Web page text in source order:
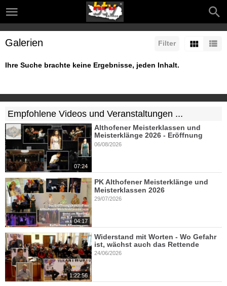
Filter
Galerien
Ihre Suche brachte keine Ergebnisse, jeden Inhalt.
Empfohlene Videos und Veranstaltungen ...
07:24
Althofener Meisterklassen und
Meisterklänge 2026 - Eröffnung
06/08/2026
04:17
PK Althofener Meisterklänge und
Meisterklassen 2026
29/07/2026
1:22:56
Widerstand mit Worten - Wo Gefahr
ist, wächst auch das Rettende
24/06/2026